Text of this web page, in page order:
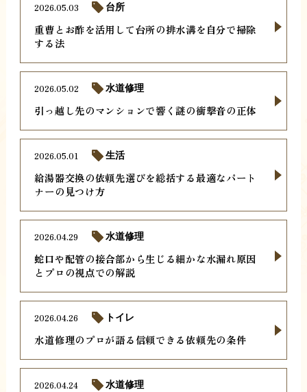
重曹とお酢を活用して台所の排水溝を自分で掃除
する法
2026.05.03 台所
引っ越し先のマンションで響く謎の衝撃音の正体
2026.05.02 水道修理
給湯器交換の依頼先選びを総括する最適なパート
ナーの見つけ方
2026.05.01 生活
蛇口や配管の接合部から生じる細かな水漏れ原因
とプロの視点での解説
2026.04.29 水道修理
水道修理のプロが語る信頼できる依頼先の条件
2026.04.26 トイレ
2026.04.24 水道修理